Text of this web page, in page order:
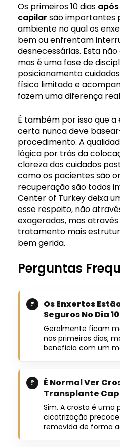
Os primeiros 10 dias
capilar são importantes
ambiente no qual os
bem ou enfrentam
desnecessárias. Esta
mas é uma fase de
posicionamento
físico limitado e
fazem uma diferença
É também por isso que
certa nunca deve
procedimento. A
lógica por trás da
clareza dos cuidados
como os pacientes são
recuperação são todos
Center of Turkey deixa
esse respeito, não
exageradas, mas
tratamento mais
bem gerida.
Perguntas
Os Enxertos
Seguros No Dia
Geralmente ficam
nos primeiros dias,
beneficia com um
É Normal Ver
Transplante
Sim. A crosta é uma
cicatrização
removida de forma